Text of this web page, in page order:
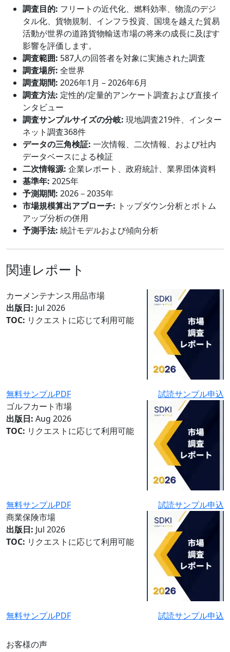
調査目的: フリートの近代化、燃料効率、物流のデジ
タル化、貨物規制、インフラ投資、国境を越えた貿易
活動が世界の道路貨物輸送市場の将来の成長に及ぼす
影響を評価します。
調査範囲: 587人の回答者を対象に実施された調査
調査場所: 全世界
調査期間: 2026年1月 – 2026年6月
調査方法: 定性的/定量的アンケート調査および直接イ
ンタビュー
調査サンプルサイズの分岐: 現地調査219件、インター
ネット調査368件
データの三角検証: 一次情報、二次情報、および社内
データベースによる検証
二次情報源: 企業レポート、政府統計、業界団体資料
基準年: 2025年
予測期間: 2026－2035年
市場規模算出アプローチ: トップダウン分析とボトム
アップ分析の併用
予測手法: 統計モデルおよび傾向分析
関連レポート
カーメンテナンス用品市場
出版日: Jul 2026
TOC: リクエストに応じて利用可能
無料サンプルPDF
試読サンプル申込
ゴルフカート市場
出版日: Aug 2026
TOC: リクエストに応じて利用可能
無料サンプルPDF
試読サンプル申込
商業保険市場
出版日: Jul 2026
TOC: リクエストに応じて利用可能
無料サンプルPDF 試読サンプル申込
お客様の声